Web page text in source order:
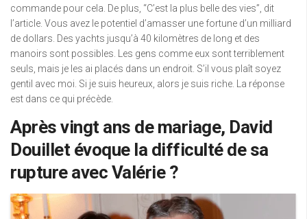
commande pour cela. De plus, “C’est la plus belle des vies”, dit
l’article. Vous avez le potentiel d’amasser une fortune d’un milliard
de dollars. Des yachts jusqu’à 40 kilomètres de long et des
manoirs sont possibles. Les gens comme eux sont terriblement
seuls, mais je les ai placés dans un endroit. S’il vous plaît soyez
gentil avec moi. Si je suis heureux, alors je suis riche. La réponse
est dans ce qui précède.
Après vingt ans de mariage, David
Douillet évoque la difficulté de sa
rupture avec Valérie ?